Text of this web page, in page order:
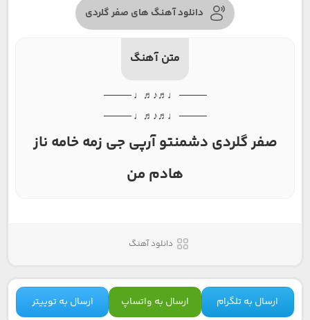
دانلود آهنگ های صفر گلردی
متن آهنگ
──── ♩♬♪♬♩ ────
──── ♩♬♪♬♩ ────
صفر گلردی دشمنتو آرپی جی زمه خامه ناز
هادم من
دانلود آهنگ
ارسال به تلگرام ارسال به واتساپ ارسال به توییتر